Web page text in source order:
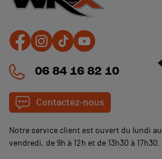
06 84 16 82 10
Contactez-nous
Notre service client est ouvert du lundi au
vendredi, de 9h à 12h et de 13h30 à 17h30.